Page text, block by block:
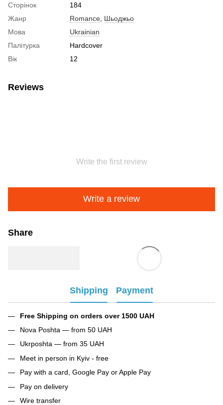
Сторінок
184
Жанр
Romance Шьоджьо
Мова
Ukrainian
Палітурка
Hardcover
Вік
12
Reviews
Write the first review
Write a review
Share
Shipping Payment
Free Shipping on orders over 1500 UAH
Nova Poshta — from 50 UAH
Ukrposhta — from 35 UAH
Meet in person in Kyiv - free
Pay with a card, Google Pay or Apple Pay
Pay on delivery
Wire transfer